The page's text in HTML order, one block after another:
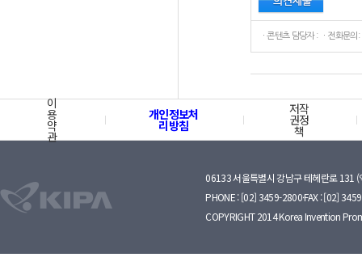
ㆍ콘텐츠 담당자 : ㆍ전화문의:
이
용
약
관
개인정보처
리방침
저작
권정
책
06133 서울특별시 강남구 테헤란로 131 (
PHONE : [02] 3459-2800·FAX : [02]
COPYRIGHT 2014 Korea Invention